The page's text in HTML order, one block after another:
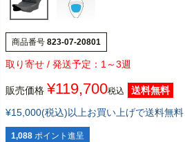
商品番号 823-07-20801
1～3週
販売価格 ¥119,700税込
送料無料
¥15,000(税込)以上お買い上げで送料無料
1,088 ポイント進呈